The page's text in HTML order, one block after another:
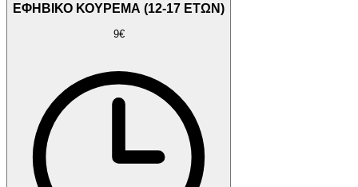
ΕΦΗΒΙΚΟ ΚΟΥΡΕΜΑ (12-17 ΕΤΩΝ)
9€